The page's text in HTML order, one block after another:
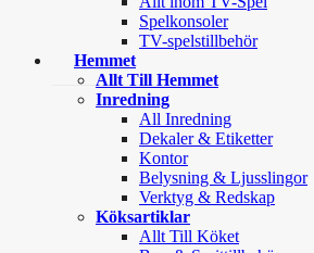
Spelkonsoler
TV-spelstillbehör
Hemmet
Allt Till Hemmet
Inredning
All Inredning
Dekaler & Etiketter
Kontor
Belysning & Ljusslingor
Verktyg & Redskap
Köksartiklar
Allt Till Köket